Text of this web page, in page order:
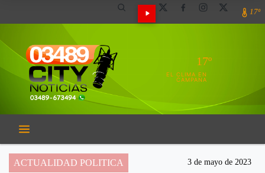
17º
17º
EL CLIMA EN
CAMPANA
ACTUALIDAD POLITICA 3 de mayo de 2023